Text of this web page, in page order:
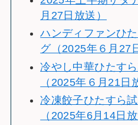
月27日放送）
ハンディファンひ
グ（2025年６月27
冷やし中華ひたす
（2025年６月21日
冷凍餃子ひたすら
（2025年6月14日